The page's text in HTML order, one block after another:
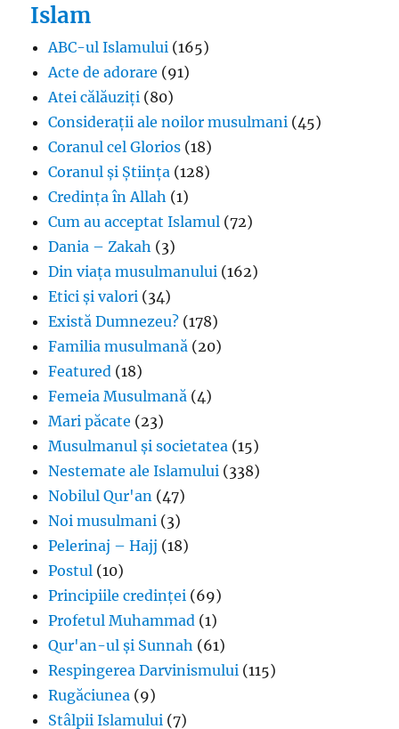
Islam
ABC-ul Islamului (165)
Acte de adorare (91)
Atei călăuziți (80)
Considerații ale noilor musulmani (45)
Coranul cel Glorios (18)
Coranul și Știința (128)
Credința în Allah (1)
Cum au acceptat Islamul (72)
Dania – Zakah (3)
Din viața musulmanului (162)
Etici și valori (34)
Există Dumnezeu? (178)
Familia musulmană (20)
Featured (18)
Femeia Musulmană (4)
Mari păcate (23)
Musulmanul și societatea (15)
Nestemate ale Islamului (338)
Nobilul Qur'an (47)
Noi musulmani (3)
Pelerinaj – Hajj (18)
Postul (10)
Principiile credinței (69)
Profetul Muhammad (1)
Qur'an-ul și Sunnah (61)
Respingerea Darvinismului (115)
Rugăciunea (9)
Stâlpii Islamului (7)